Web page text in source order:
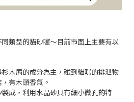
類型的貓砂囉～目前市面上主要有以
木屑的成分為主，碰到貓咪的排泄物
有木頭香氣。
成，利用水晶砂具有細小微孔的特